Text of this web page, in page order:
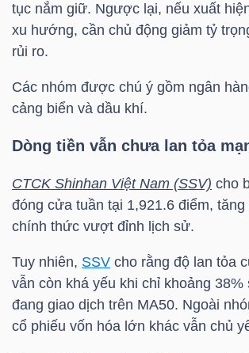
tục nắm giữ. Ngược lại, nếu xuất
xu hướng, cần chủ động giảm tỷ
rủi ro.
Các nhóm được chú ý gồm ngân
cảng biển và dầu khí.
Dòng tiền vẫn chưa lan tỏa
CTCK Shinhan Việt Nam (SSV) cho
đóng cửa tuần tại 1,921.6 điểm,
chính thức vượt đỉnh lịch sử.
Tuy nhiên, SSV cho rằng độ lan tỏa
vẫn còn khá yếu khi chỉ khoảng 38%
đang giao dịch trên MA50. Ngoài
cổ phiếu vốn hóa lớn khác vẫn chủ
TRÁI
PHIẾU
CỤ
TRUY
DỮ
LIỆU